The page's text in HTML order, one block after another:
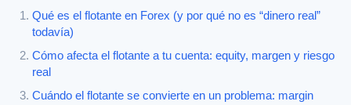
Qué es el flotante en Forex (y por qué no es “dinero real”
todavía)
Cómo afecta el flotante a tu cuenta: equity, margen y riesgo
real
Cuándo el flotante se convierte en un problema: margin